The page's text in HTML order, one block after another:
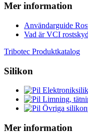
Mer information
Användarguide
Vad är VCI
Tribotec Produktkatalog
Silikon
Mer information